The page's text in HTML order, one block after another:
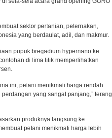
sektor pertanian, peternakan,
yang berdaulat, adil, dan makmur.
pupuk bregadium hypernano ke
di lima titik memperlihatkan
ini, petani menikmati harga rendah
yang sangat panjang,” terang
produknya langsung ke
petani menikmati harga lebih